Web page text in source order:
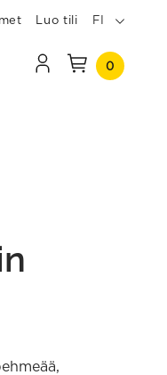
Luo tili FI
0